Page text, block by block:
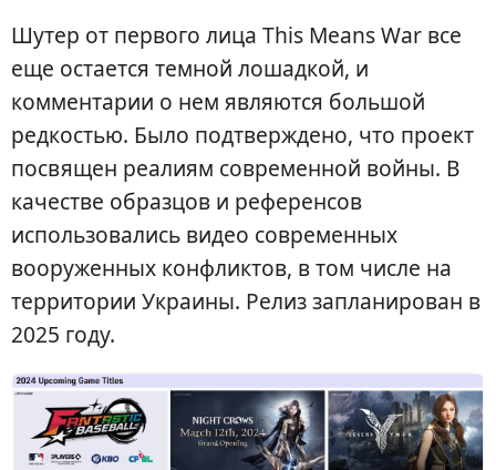
Шутер от первого лица This Means War все
еще остается темной лошадкой, и
комментарии о нем являются большой
редкостью. Было подтверждено, что проект
посвящен реалиям современной войны. В
качестве образцов и референсов
использовались видео современных
вооруженных конфликтов, в том числе на
территории Украины. Релиз запланирован в
2025 году.